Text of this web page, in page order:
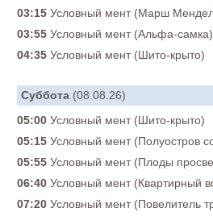
03:15 Условный мент (Марш
03:55 Условный мент (Альфа-самка)
04:35 Условный мент (Шито-крыто)
Суббота (08.08.26)
05:00 Условный мент (Шито-крыто)
05:15 Условный мент (Полуостров
05:55 Условный мент (Плоды
06:40 Условный мент (Квартирный
07:20 Условный мент (Повелитель